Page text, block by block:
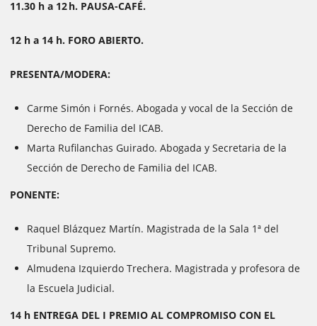
11.30 h a 12 h. PAUSA-CAFÉ.
12 h a 14 h. FORO ABIERTO.
PRESENTA/MODERA:
Carme Simón i Fornés. Abogada y vocal de la Sección de
Derecho de Familia del ICAB.
Marta Rufilanchas Guirado. Abogada y Secretaria de la
Sección de Derecho de Familia del ICAB.
PONENTE:
Raquel Blázquez Martín. Magistrada de la Sala 1ª del
Tribunal Supremo.
Almudena Izquierdo Trechera. Magistrada y profesora de
la Escuela Judicial.
14 h ENTREGA DEL I PREMIO AL COMPROMISO CON EL